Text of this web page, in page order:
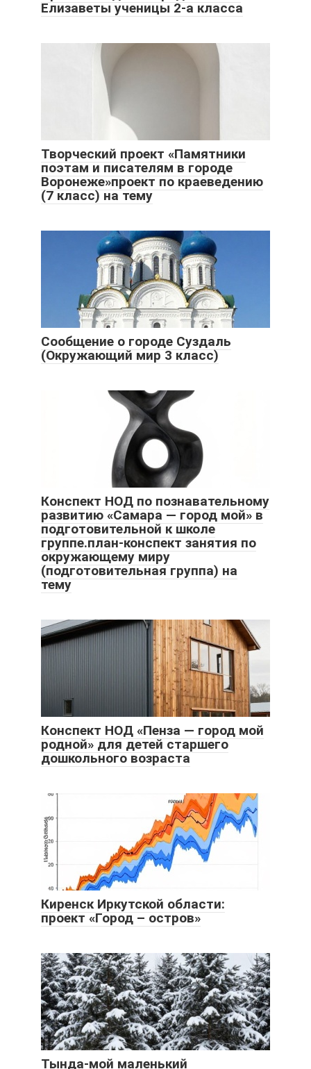
Елизаветы ученицы 2-а класса
Творческий проект «Памятники
поэтам и писателям в городе
Воронеже»проект по краеведению
(7 класс) на тему
Сообщение о городе Суздаль
(Окружающий мир 3 класс)
Конспект НОД по познавательному
развитию «Самара — город мой» в
подготовительной к школе
группе.план-конспект занятия по
окружающему миру
(подготовительная группа) на
тему
Конспект НОД «Пенза — город мой
родной» для детей старшего
дошкольного возраста
Киренск Иркутской области:
проект «Город – остров»
Тында-мой маленький